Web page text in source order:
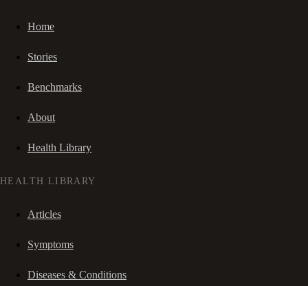
Home
Stories
Benchmarks
About
Health Library
HEALTH LIBRARY
Articles
Symptoms
Diseases & Conditions